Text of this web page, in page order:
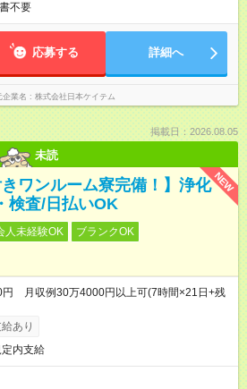
不要
応募する 詳細へ
企業名 株式会社日本ケイテム
掲載日：2026.08.05
未読
NEW
きワンルーム寮完備！】浄化
検査/日払いOK
人未経験OK
ブランクOK
円 月収例30万4000円以上可(7時間×21日+残
あり
内支給